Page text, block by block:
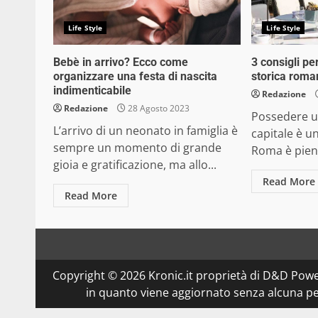
Life Style
Bebè in arrivo? Ecco come
organizzare una festa di nascita
indimenticabile
Redazione 28 Agosto 2023
L’arrivo di un neonato in famiglia è
sempre un momento di grande
gioia e gratificazione, ma allo...
Read More
Life Style
3 consigli
storica
Redazione
Possedere
capitale è
Roma è
Read More
Copyright © 2026 Kronic.it proprietà di D&D
in quanto viene aggiornato senza alcuna